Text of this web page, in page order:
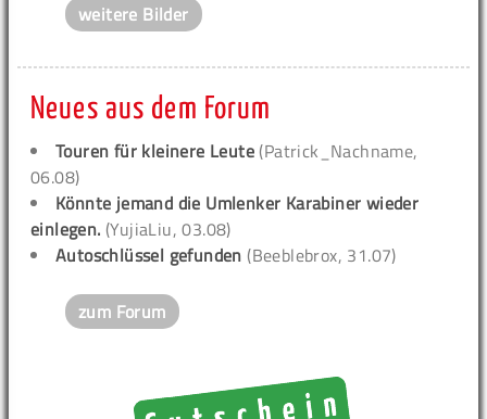
weitere Bilder
Neues aus dem Forum
Touren für kleinere Leute (Patrick_Nachname,
06.08)
Könnte jemand die Umlenker Karabiner wieder
einlegen. (YujiaLiu, 03.08)
Autoschlüssel gefunden (Beeblebrox, 31.07)
zum Forum